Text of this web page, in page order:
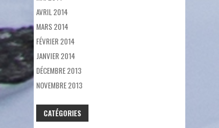
AVRIL 2014
MARS 2014
FÉVRIER 2014
JANVIER 2014
DÉCEMBRE 2013
NOVEMBRE 2013
CATÉGORIES